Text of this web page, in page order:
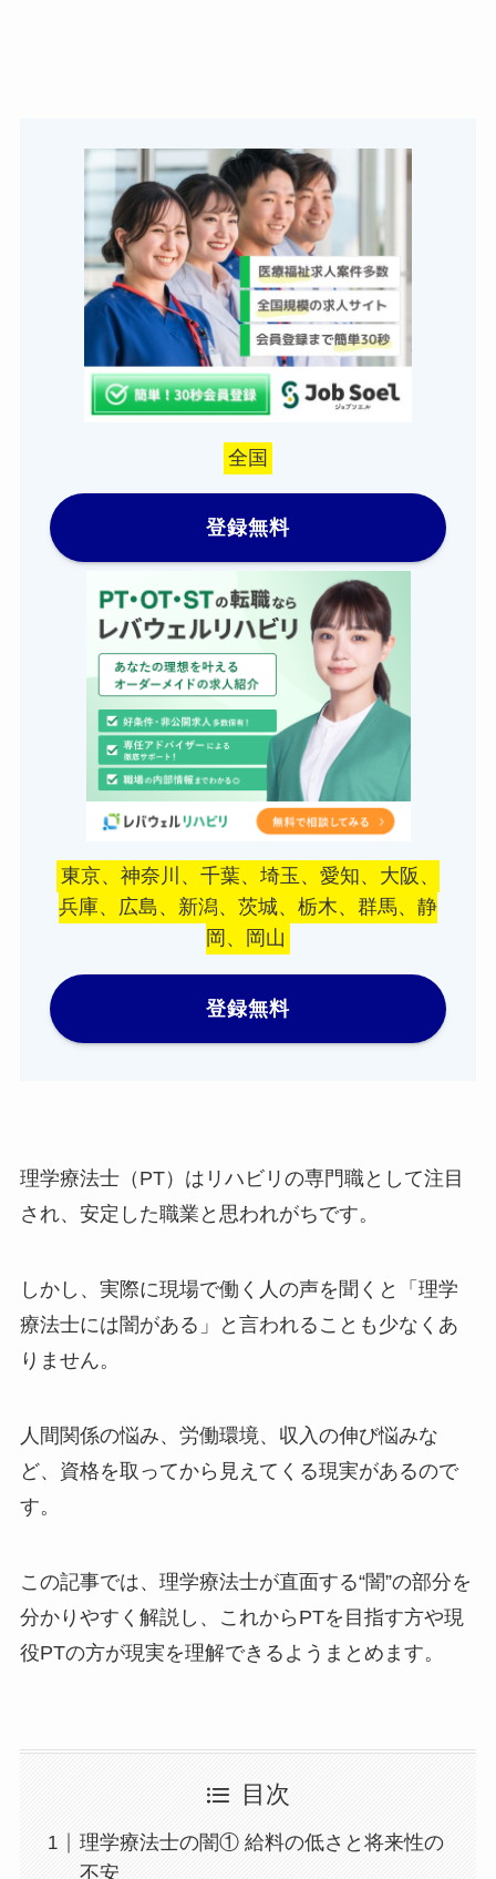
全国
登録無料
東京、神奈川、千葉、埼玉、愛知、大阪、
兵庫、広島、新潟、茨城、栃木、群馬、静
岡、岡山
登録無料
理学療法士（PT）はリハビリの専門職として注目
され、安定した職業と思われがちです。
しかし、実際に現場で働く人の声を聞くと「理学
療法士には闇がある」と言われることも少なくあ
りません。
人間関係の悩み、労働環境、収入の伸び悩みな
ど、資格を取ってから見えてくる現実があるので
す。
この記事では、理学療法士が直面する“闇”の部分を
分かりやすく解説し、これからPTを目指す方や現
役PTの方が現実を理解できるようまとめます。
目次
理学療法士の闇① 給料の低さと将来性の
不安